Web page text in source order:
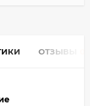
ОТЗЫВЫ